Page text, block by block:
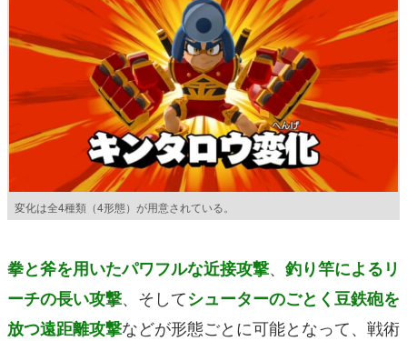
変化は全4種類（4形態）が用意されている。
拳と斧を用いたパワフルな近接攻撃、 釣り竿によるリ
ーチの長い攻撃、そしてシューターのごとく豆鉄砲を
放つ遠距離攻撃などが形態ごとに可能となって、戦術